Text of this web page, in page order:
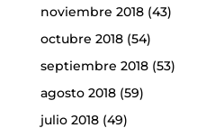
noviembre 2018(43)
octubre 2018(54)
septiembre 2018(53)
agosto 2018(59)
julio 2018(49)